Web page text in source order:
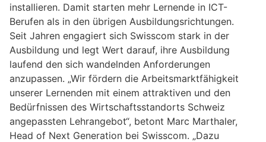
installieren. Damit starten mehr Lernende in ICT-
Berufen als in den übrigen Ausbildungsrichtungen.
Seit Jahren engagiert sich Swisscom stark in der
Ausbildung und legt Wert darauf, ihre Ausbildung
laufend den sich wandelnden Anforderungen
anzupassen. „Wir fördern die Arbeitsmarktfähigkeit
unserer Lernenden mit einem attraktiven und den
Bedürfnissen des Wirtschaftsstandorts Schweiz
angepassten Lehrangebot“, betont Marc Marthaler,
Head of Next Generation bei Swisscom. „Dazu